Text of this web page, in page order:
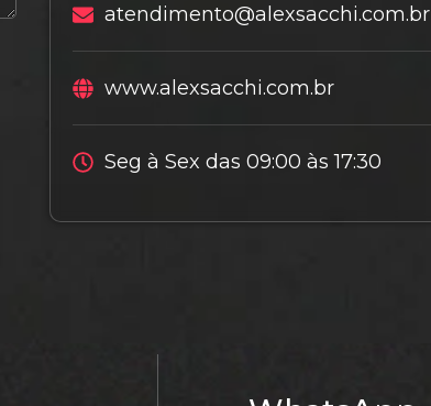
atendimento@alexsacchi.com.br
www.alexsacchi.com.br
Seg à Sex das 09:00 às 17:30